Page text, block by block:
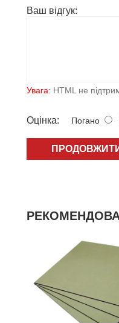
Ваш вiдгук:
Увага: HTML не
Оцiнка: Погано